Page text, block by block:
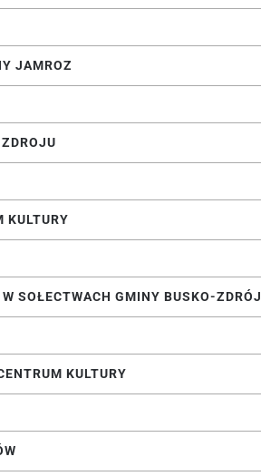
JAMROZ
KULTURY
SOŁECTWACH GMINY BUSKO-ZDRÓJ
KULTURY